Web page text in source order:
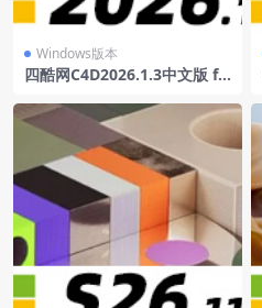
Windows版本
四酷网C4D2026.1.3中文版 fo